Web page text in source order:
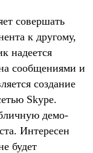
совершать
к другому,
надеется
сообщениями и
создание
Skype.
демо-
Интересен
будет